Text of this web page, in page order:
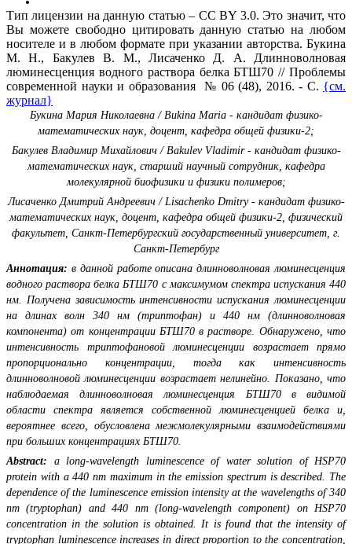
Тип лицензии на данную статью – CC BY 3.0. Это значит, что
Вы можете свободно цитировать данную статью на любом
носителе и в любом формате при указании авторства. Букина
М. Н., Бакулев В. М., Лисаченко Д. А. Длинноволновая
люминесценция водного раствора белка БТШ70 // Проблемы
современной науки и образования № 06 (48), 2016. - С. {см.
журнал}
Букина Мария Николаевна / Bukina Maria - кандидат физико-
математических наук, доцент, кафедра общей физики-2;
Бакулев Владимир Михайлович / Bakulev Vladimir - кандидат физико-
математических наук, старший научный сотрудник, кафедра
молекулярной биофизики и физики полимеров;
Лисаченко Дмитрий Андреевич / Lisachenko Dmitry - кандидат физико-
математических наук, доцент, кафедра общей физики-2, физический
факультет, Санкт-Петербургский государственный университет, г.
Санкт-Петербург
Аннотация: в данной работе описана длинноволновая люминесценция
водного раствора белка БТШ70 с максимумом спектра испускания 440
нм. Получена зависимость интенсивности испускания люминесценции
на длинах волн 340 нм (триптофан) и 440 нм (длинноволновая
компонента) от концентрации БТШ70 в растворе. Обнаружено, что
интенсивность триптофановой люминесценции возрастает прямо
пропорционально концентрации, тогда как интенсивность
длинноволновой люминесценции возрастает нелинейно. Показано, что
наблюдаемая длинноволновая люминесценция БТШ70 в видимой
области спектра является собственной люминесценцией белка и,
вероятнее всего, обусловлена межмолекулярными взаимодействиями
при больших концентрациях БТШ70.
Abstract: a long-wavelength luminescence of water solution of HSP70
protein with a 440 nm maximum in the emission spectrum is described. The
dependence of the luminescence emission intensity at the wavelengths of 340
nm (tryptophan) and 440 nm (long-wavelength component) on HSP70
concentration in the solution is obtained. It is found that the intensity of
tryptophan luminescence increases in direct proportion to the concentration,